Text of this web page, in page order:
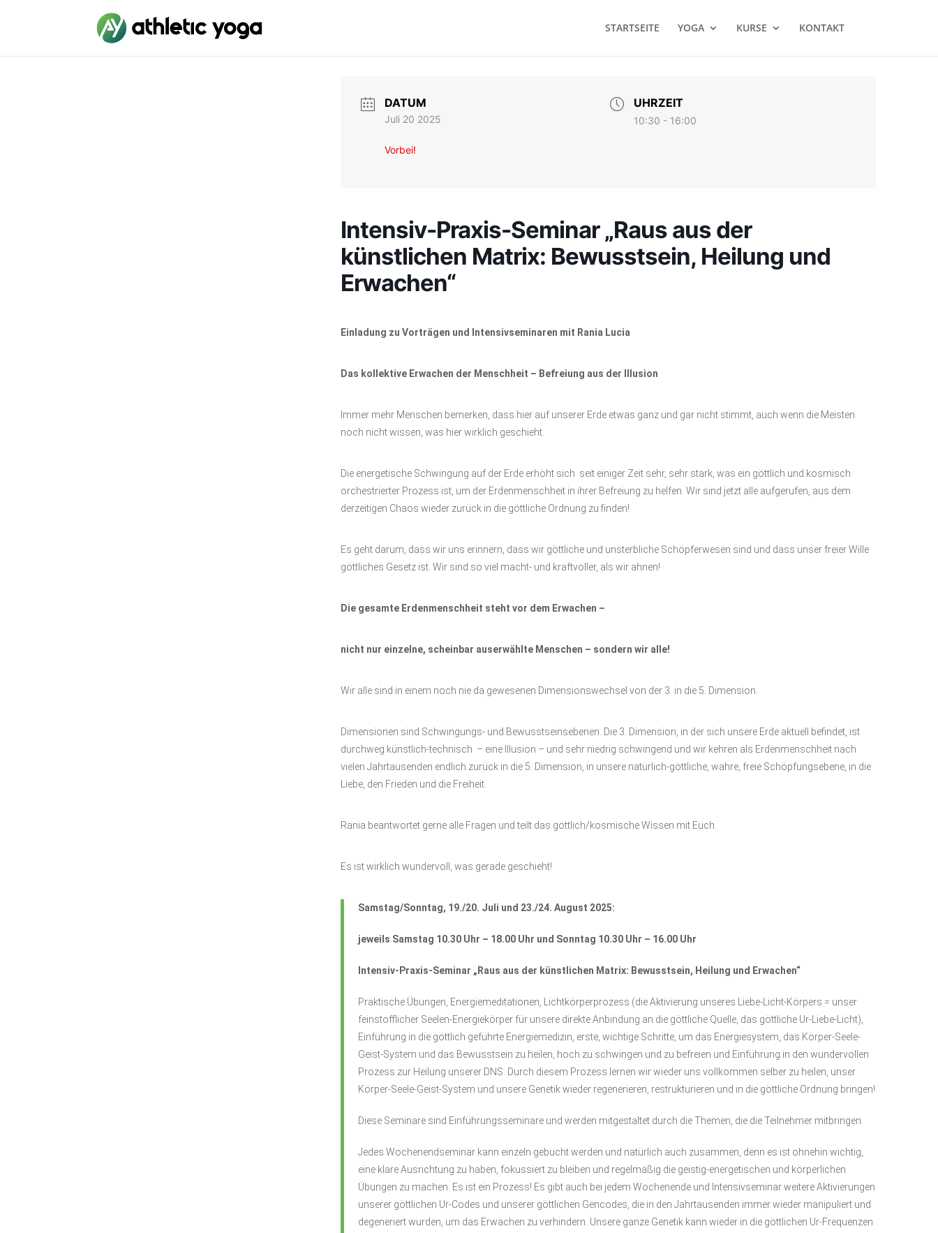
STARTSEITE YOGA KURSE KONTAKT
DATUM
Juli 20 2025
Vorbei!
UHRZEIT
10:30 - 16:00
Intensiv-Praxis-Seminar „Raus aus der
künstlichen Matrix: Bewusstsein, Heilung und
Erwachen“
Einladung zu Vorträgen und ntensivseminaren mit Rania Lucia
Das kollektive Erwachen der M enschheit – Befreiung aus der Illusion
Immer mehr Menschen bemerken, dass hier auf unserer Erde etwas ganz und gar nicht stimmt, auch wenn die Meisten
noch nicht wissen, was hier wirklich geschieht.
Die energetische Schwingung auf der Erde erhöht sich seit einiger Zeit sehr, sehr stark, was ein göttlich und kosmisch
orchestrierter Prozess ist, um der Erdenmenschheit in ihrer Befreiung zu helfen. Wir sind jetzt alle aufgerufen, aus dem
derzeitigen Chaos wieder zurück in die göttliche Ordnung zu finden!
Es geht darum, dass wir uns erinnern, dass wir göttliche und unsterbliche Schöpferwesen sind und dass unser freier Wille
göttliches Gesetz ist. Wir sind so viel macht- und kraftvoller, als wir ahnen!
Die gesamte Erdenmenschheit steht vor dem Erwachen –
nicht nur einzelne, scheinbar auserwählte Menschen – sondern wir alle!
Wir alle sind in einem noch nie da gewesenen Dimensionswechsel von der 3. in die 5. Dimension.
Dimensionen sind Schwingungs- und Bewusstseinsebenen. Die 3. Dimension, in der sich unsere Erde aktuell befindet, ist
durchweg künstlich-technisch – eine Illusion – und sehr niedrig schwingend und wir kehren als Erdenmenschheit nach
vielen Jahrtausenden endlich zurück in die 5. Dimension, in unsere natürlich-göttliche, wahre, freie Schöpfungsebene, in die
Liebe, den Frieden und die Freiheit.
Rania beantwortet gerne alle Fragen und teilt das göttlich/kosmische Wissen mit Euch.
Es ist wirklich wundervoll, was gerade geschieht!
Samstag/Sonntag, 19./20. Juli und 23./24. August 2025:
jeweils Samstag 10.30 Uhr – 18.00 Uhr und Sonntag 10.30 Uhr – 16.00 Uhr
Intensiv-Praxis-Seminar „Raus aus der künstlichen Matrix: Bewusstsein, Heilung und Erwachen“
Praktische Übungen, Energiemeditationen, Lichtkörperprozess (die Aktivierung unseres Liebe-Licht-Körpers = unser
feinstofflicher Seelen-Energiekörper für unsere direkte Anbindung an die göttliche Quelle, das göttliche Ur-Liebe-Licht),
Einführung in die göttlich geführte Energiemedizin, erste, wichtige Schritte, um das Energiesystem, das Körper-Seele-
Geist-System und das Bewusstsein zu heilen, hoch zu schwingen und zu befreien und Einführung in den wundervollen
Prozess zur Heilung unserer DNS. Durch diesem Prozess lernen wir wieder uns vollkommen selber zu heilen, unser
Körper-Seele-Geist-System und unsere Genetik wieder regenerieren, restrukturieren und in die göttliche Ordnung bringen!
Diese Seminare sind Einführungsseminare und werden mitgestaltet durch die Themen, die die Teilnehmer mitbringen.
Jedes Wochenendseminar kann einzeln gebucht werden und natürlich auch zusammen, denn es ist ohnehin wichtig,
eine klare Ausrichtung zu haben, fokussiert zu bleiben und regelmäßig die geistig-energetischen und körperlichen
Übungen zu machen. Es ist ein Prozess! Es gibt auch bei jedem Wochenende und Intensivseminar weitere Aktivierungen
unserer göttlichen Ur-Codes und unserer göttlichen Gencodes, die in den Jahrtausenden immer wieder manipuliert und
degeneriert wurden, um das Erwachen zu verhindern. Unsere ganze Genetik kann wieder in die göttlichen Ur-Frequenzen